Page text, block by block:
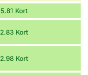
5.81 Kort
2.83 Kort
2.98 Kort